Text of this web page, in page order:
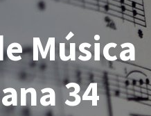
Música
34